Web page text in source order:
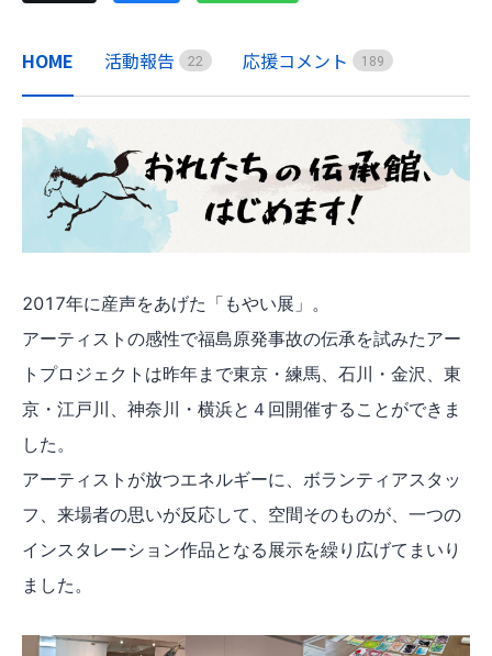
HOME 活動報告 22 応援コメント 1 89
2017年に産声をあげた「もやい展」。
アーティストの感性で福島原発事故の伝承を試みたアー
トプロジェクトは昨年まで東京・練馬、石川・金沢、東
京・江戸川、神奈川・横浜と４回開催することができま
した。
アーティストが放つエネルギーに、ボランティアスタッ
フ、来場者の思いが反応して、空間そのものが、一つの
インスタレーション作品となる展示を繰り広げてまいり
ました。